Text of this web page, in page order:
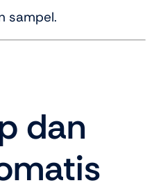
sampel.
dan